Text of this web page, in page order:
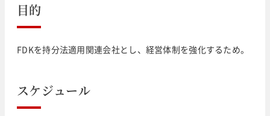
目的
FDKを持分法適用関連会社とし、経営体制を強化するため。
スケジュール